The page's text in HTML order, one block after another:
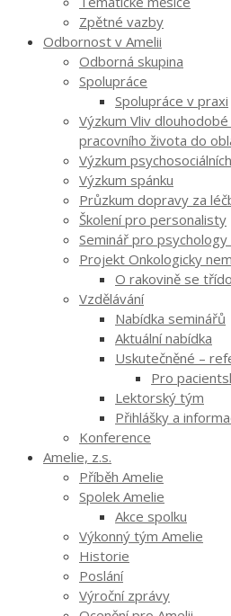
Zpětné vazby
Odbornost v Amelii
Odborná skupina
Spolupráce
Spolupráce v praxi
Výzkum Vliv
pracovního života do
Výzkum
Výzkum spánku
Průzkum dopravy za
Školení pro personalisty
Seminář pro
Projekt Onkologicky
O rakovině se
Vzdělávání
Nabídka seminářů
Aktuální nabídka
Uskutečněné –
Pro
Lektorský tým
Přihlášky a
Konference
Amelie, z.s.
Příběh Amelie
Spolek Amelie
Akce spolku
Výkonný tým Amelie
Historie
Poslání
Výroční zprávy